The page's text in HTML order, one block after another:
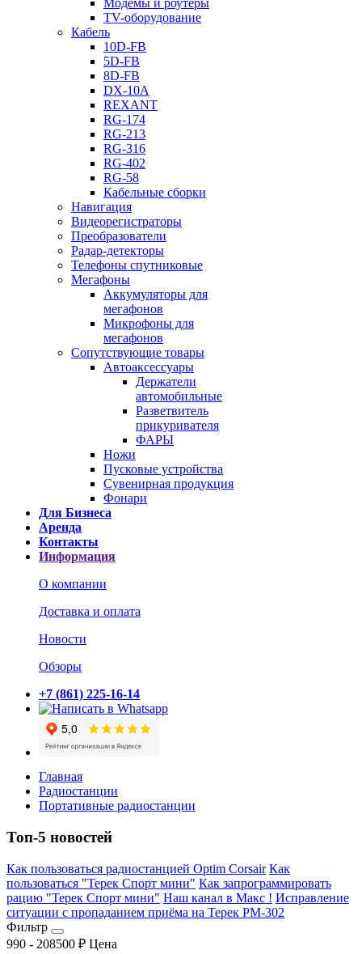
Модемы и роутеры
TV-оборудование
Кабель
10D-FB
5D-FB
8D-FB
DX-10A
REXANT
RG-174
RG-213
RG-316
RG-402
RG-58
Кабельные сборки
Навигация
Видеорегистраторы
Преобразователи
Радар-детекторы
Телефоны спутниковые
Мегафоны
Аккумуляторы для
мегафонов
Микрофоны для
мегафонов
Сопутствующие товары
Автоаксессуары
Держатели
автомобильные
Разветвитель
прикуривателя
ФАРЫ
Ножи
Пусковые устройства
Сувенирная продукция
Фонари
Для Бизнеса
Аренда
Контакты
Информация
О компании
Доставка и оплата
Новости
Обзоры
+7 (861) 225-16-14
Главная
Радиостанции
Портативные радиостанции
Топ-5 новостей
Как пользоваться радиостанцией Optim Corsair Как
пользоваться "Терек Спорт мини" Как запрограммировать
рацию "Терек Спорт мини" Наш канал в Макс ! Исправление
ситуации с пропаданием приёма на Терек РМ-302
Фильтр
990 - 208500 ₽ Цена